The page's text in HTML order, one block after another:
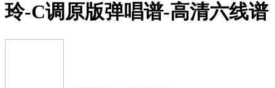
玲-C调原版弹唱谱-高清六线谱